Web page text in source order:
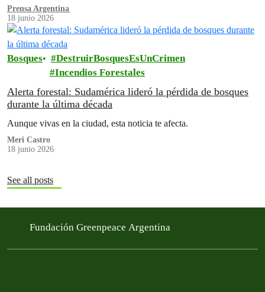
claramente en su artículo 41…
Prensa Argentina
18 junio 2026
Bosques
DestruirBosquesEsUnCrimen
Incendios Forestales
Alerta forestal: Sudamérica lideró la pérdida de bosques
durante la última década
Aunque vivas en la ciudad, esta noticia te afecta.
Meri Castro
18 junio 2026
See all posts
Fundación Greenpeace Argentina